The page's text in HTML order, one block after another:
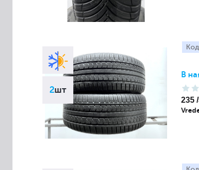
2шт
В
235